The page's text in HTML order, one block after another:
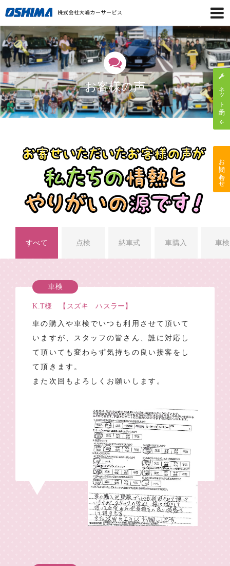
お客様の声
すべて 点検 納車式 車購入 車検
車検
K.T様 【スズキ ハスラー】
車の購入や車検でいつも利用させて頂いて
いますが、スタッフの皆さん、誰に対応し
て頂いても変わらず気持ちの良い接客をし
て頂きます。
また次回もよろしくお願いします。
ネット予約
お問い合わせ